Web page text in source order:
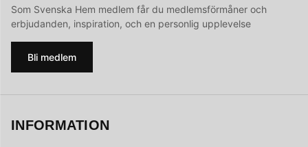
Som Svenska Hem medlem får du medlemsförmåner och
erbjudanden, inspiration, och en personlig upplevelse
Bli medlem
INFORMATION